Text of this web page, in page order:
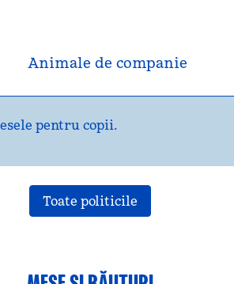
Animale de companie
pentru copii.
Toate politicile